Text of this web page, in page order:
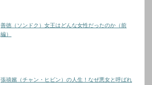
善徳（ソンドク）女王はどんな女性だったのか（前
編）
張禧嬪（チャン・ヒビン）の人生！なぜ悪女と呼ばれ